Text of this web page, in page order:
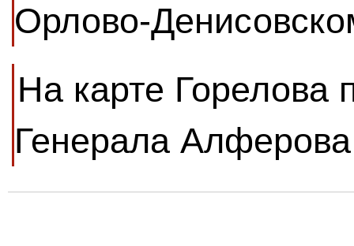
Орлово-
На карте Горелова
Генерала Алферова